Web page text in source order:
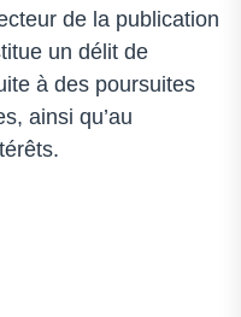
de la publication
un délit de
à des poursuites
ainsi qu’au